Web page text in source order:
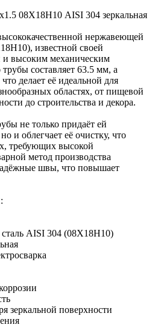
08Х18Н10 AISI 304 зеркальная
нержавеющей
известной своей
и высоким механическим
составляет 63.5 мм, а
делает её идеальной для
областях, от пищевой
до строительства и декора.
не только придаёт ей
и облегчает её очистку, что
требующих высокой
метод производства
швы, что повышает
AISI 304 (08Х18Н10)
зеркальной поверхности